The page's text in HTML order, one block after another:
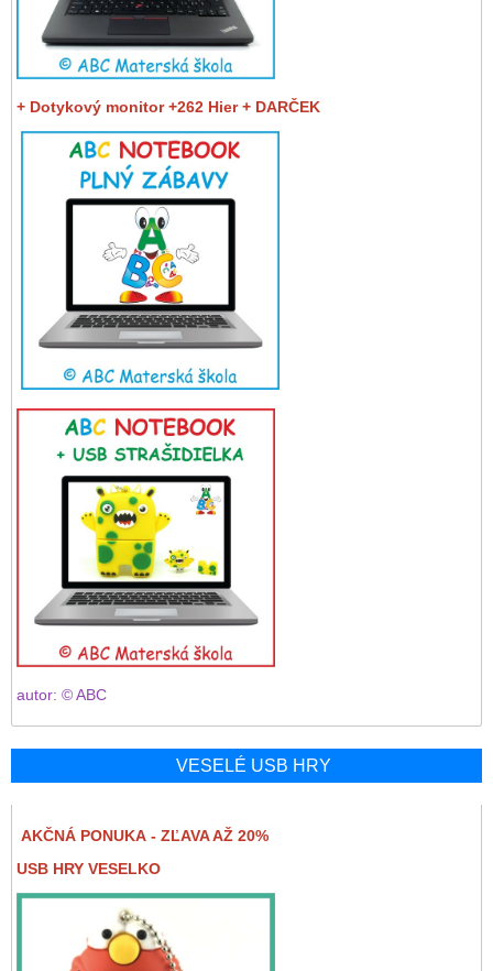
+ Dotykový monitor +262 Hier + DARČEK
autor: © ABC
VESELÉ USB HRY
AKČNÁ PONUKA - ZĽAVA AŽ 20%
USB HRY VESELKO